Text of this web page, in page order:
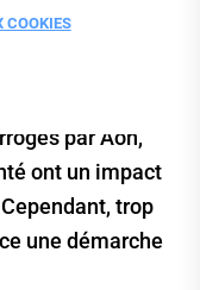
par Aon,
ont un impact
trop
une démarche
COOKIES